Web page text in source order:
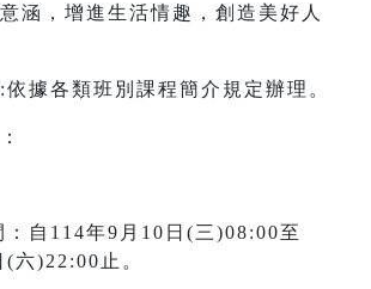
涵，增進生活情趣，創造美好人
據各類班別課程簡介規定辦理。
：自114年9月10日(三)08:00至
六)22:00止。